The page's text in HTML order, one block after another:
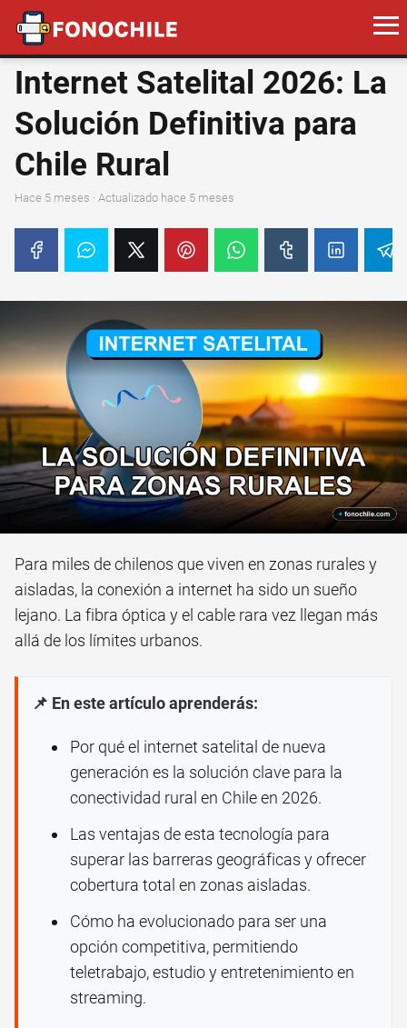
Internet Satelital 2026: La
Solución Definitiva para
Chile Rural
hace 5 meses · Actualizado hace 5 meses
Para miles de chilenos que viven en zonas rurales y
aisladas, la conexión a internet ha sido un sueño
lejano. La fibra óptica y el cable rara vez llegan más
allá de los límites urbanos.
📌 En este artículo aprenderás:
Por qué el internet satelital de nueva
generación es la solución clave para la
conectividad rural en Chile en 2026.
Las ventajas de esta tecnología para
superar las barreras geográficas y ofrecer
cobertura total en zonas aisladas.
Cómo ha evolucionado para ser una
opción competitiva, permitiendo
teletrabajo, estudio y entretenimiento en
streaming.